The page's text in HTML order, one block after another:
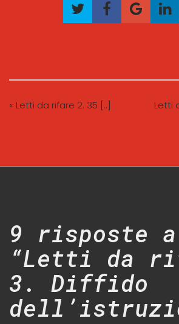
« Letti da rifare 2. 35 [..] Letti
9 risposte a
“Letti da
3. Diffido